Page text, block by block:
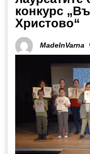
конкурс
Христово“
MadeInVarna